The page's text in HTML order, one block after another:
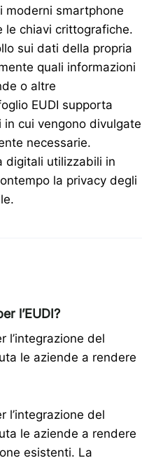
smartphone
le chiavi crittografiche.
sui dati della propria
quali informazioni
o altre
EUDI supporta
cui vengono divulgate
necessarie.
digitali utilizzabili in
la privacy degli
l’EUDI?
l’integrazione del
le aziende a rendere
l’integrazione del
le aziende a rendere
esistenti. La